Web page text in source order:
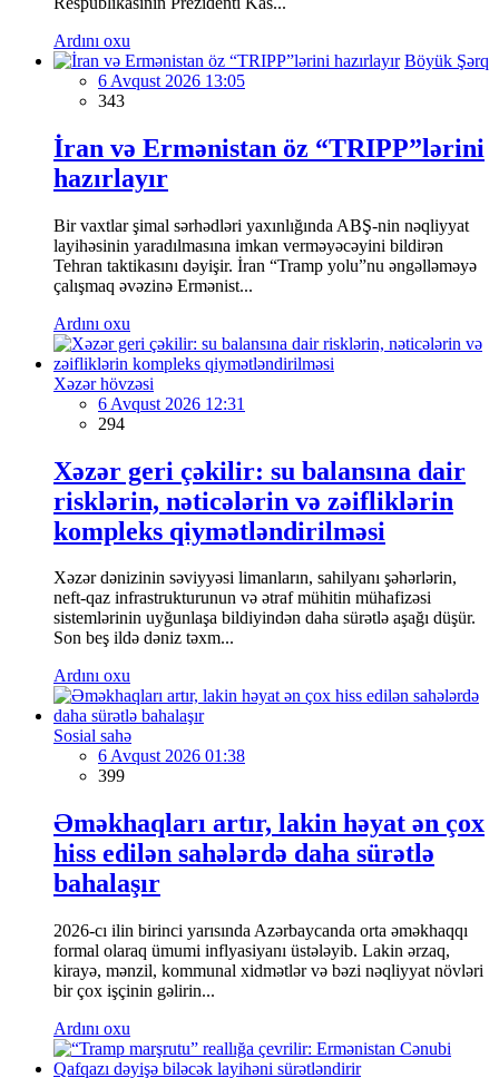
Ardını oxu
Böyük Şərq
6 Avqust 2026 13:05
343
İran və Ermənistan öz “TRIPP”lərini
hazırlayır
Bir vaxtlar şimal sərhədləri yaxınlığında ABŞ-nin nəqliyyat
layihəsinin yaradılmasına imkan verməyəcəyini bildirən
Tehran taktikasını dəyişir. İran “Tramp yolu”nu əngəlləməyə
çalışmaq əvəzinə Ermənist...
Ardını oxu
Xəzər hövzəsi
6 Avqust 2026 12:31
294
Xəzər geri çəkilir: su balansına dair
risklərin, nəticələrin və zəifliklərin
kompleks qiymətləndirilməsi
Xəzər dənizinin səviyyəsi limanların, sahilyanı şəhərlərin,
neft-qaz infrastrukturunun və ətraf mühitin mühafizəsi
sistemlərinin uyğunlaşa bildiyindən daha sürətlə aşağı düşür.
Son beş ildə dəniz təxm...
Ardını oxu
Sosial sahə
6 Avqust 2026 01:38
399
Əməkhaqları artır, lakin həyat ən çox
hiss edilən sahələrdə daha sürətlə
bahalaşır
2026-cı ilin birinci yarısında Azərbaycanda orta əməkhaqqı
formal olaraq ümumi inflyasiyanı üstələyib. Lakin ərzaq,
kirayə, mənzil, kommunal xidmətlər və bəzi nəqliyyat növləri
bir çox işçinin gəlirin...
Ardını oxu